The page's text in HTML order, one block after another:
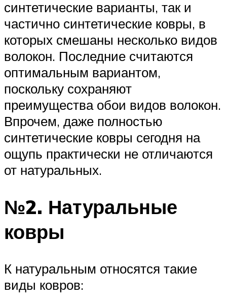
синтетические варианты, так и
частично синтетические ковры, в
которых смешаны несколько видов
волокон. Последние считаются
оптимальным вариантом,
поскольку сохраняют
преимущества обои видов волокон.
Впрочем, даже полностью
синтетические ковры сегодня на
ощупь практически не отличаются
от натуральных.
№2. Натуральные
ковры
К натуральным относятся такие
виды ковров: